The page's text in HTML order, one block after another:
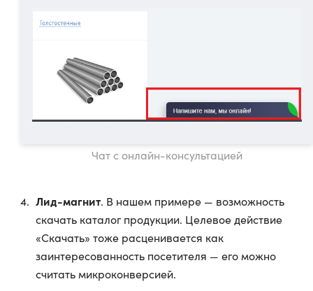
Чат с онлайн-консультацией
Лид-магнит. В нашем примере — возможность
скачать каталог продукции. Целевое действие
«Скачать» тоже расценивается как
заинтересованность посетителя — его можно
считать микроконверсией.